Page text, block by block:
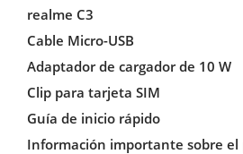
realme C3
Cable Micro-USB
Adaptador de cargador de 10 W
Clip para tarjeta SIM
Guía de inicio rápido
Información importante sobre